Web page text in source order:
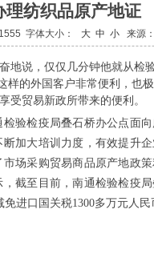
理纺织品原产地证
字体大小： 大 中 小来源：
地说，仅仅几分钟他就从检
样的外国客户非常便利，也
受贸易新政所带来的便利。
验检疫局叠石桥办公点面
加大培训力度，有效提升
场采购贸易商品原产地政
截至目前，南通检验检疫
进口国关税1300多万元人民